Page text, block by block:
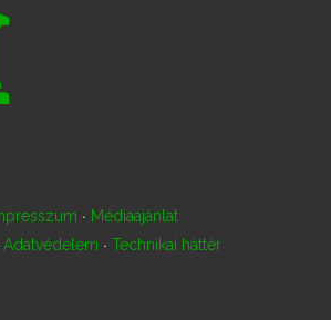
· Médiaajánlat
Adatvédelem · Technikai háttér